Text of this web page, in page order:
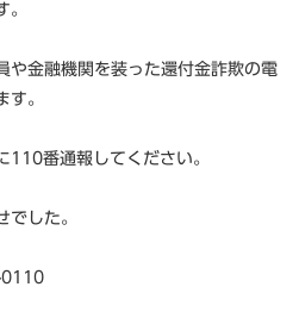
。
や金融機関を装った還付金詐欺の電
す。
110番通報してください。
でした。